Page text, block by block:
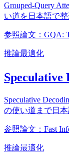
Grouped-Query
い道を日本語で整
参照論文：GQA:
推論最適化
Speculative
の使い道まで日本
参照論文：Fast
推論最適化